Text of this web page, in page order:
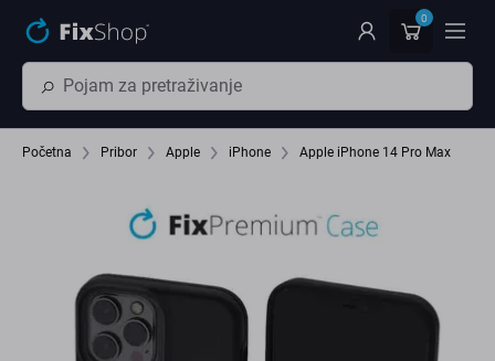
0
Početna Pribor Apple iPhone Apple iPhone 14 Pro Max